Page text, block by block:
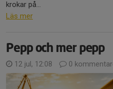
krokar på...
Läs mer
Pepp och mer pepp
12 jul, 12:08 0